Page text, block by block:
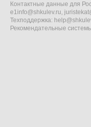
Контактные данные для
e1info@shkulev.ru,
Техподдержка:
Рекомендательные